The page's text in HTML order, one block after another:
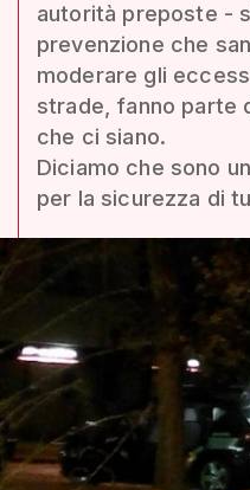
autorità preposte -
prevenzione che
moderare gli
strade, fanno parte
che ci siano.
Diciamo che sono
per la sicurezza di